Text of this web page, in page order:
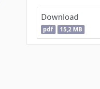
Download
pdf 15,2 MB